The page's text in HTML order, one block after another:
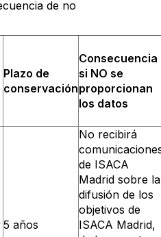
de no
Plazo de
conservación
Consecuencia
si NO se
proporcionan
los datos
5 años
No recibirá
de ISACA
Madrid sobre la
difusión de los
objetivos de
ISACA Madrid,